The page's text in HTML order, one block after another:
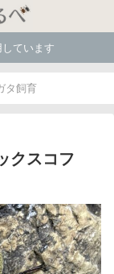
ています
タ飼育
クスコフ